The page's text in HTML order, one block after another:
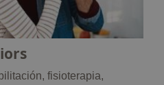
fisioterapia,